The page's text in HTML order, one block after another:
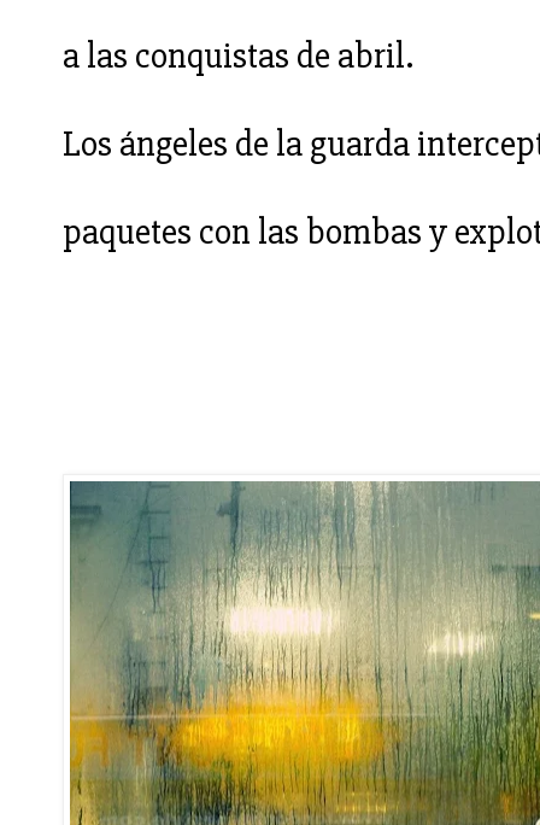
a las conquistas de abril.
Los ángeles de la guarda
paquetes con las bombas y